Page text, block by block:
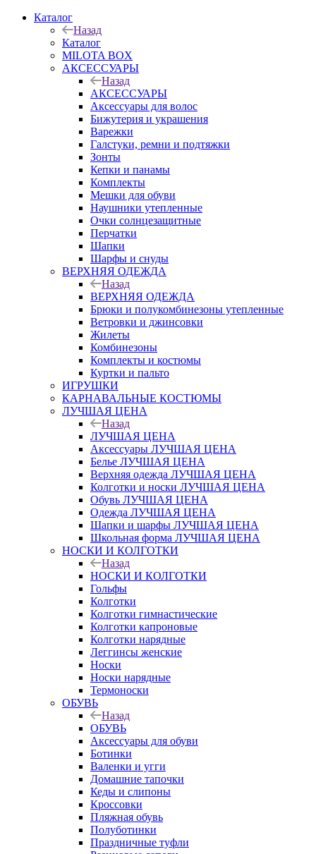
Каталог
Назад
Каталог
MILOTA BOX
АКСЕССУАРЫ
Назад
АКСЕССУАРЫ
Аксессуары для волос
Бижутерия и украшения
Варежки
Галстуки, ремни и подтяжки
Зонты
Кепки и панамы
Комплекты
Мешки для обуви
Наушники утепленные
Очки солнцезащитные
Перчатки
Шапки
Шарфы и снуды
ВЕРХНЯЯ ОДЕЖДА
Назад
ВЕРХНЯЯ ОДЕЖДА
Брюки и полукомбинезоны утепленные
Ветровки и джинсовки
Жилеты
Комбинезоны
Комплекты и костюмы
Куртки и пальто
ИГРУШКИ
КАРНАВАЛЬНЫЕ КОСТЮМЫ
ЛУЧШАЯ ЦЕНА
Назад
ЛУЧШАЯ ЦЕНА
Аксессуары ЛУЧШАЯ ЦЕНА
Белье ЛУЧШАЯ ЦЕНА
Верхняя одежда ЛУЧШАЯ ЦЕНА
Колготки и носки ЛУЧШАЯ ЦЕНА
Обувь ЛУЧШАЯ ЦЕНА
Одежда ЛУЧШАЯ ЦЕНА
Шапки и шарфы ЛУЧШАЯ ЦЕНА
Школьная форма ЛУЧШАЯ ЦЕНА
НОСКИ И КОЛГОТКИ
Назад
НОСКИ И КОЛГОТКИ
Гольфы
Колготки
Колготки гимнастические
Колготки капроновые
Колготки нарядные
Леггинсы женские
Носки
Носки нарядные
Термоноски
ОБУВЬ
Назад
ОБУВЬ
Аксессуары для обуви
Ботинки
Валенки и угги
Домашние тапочки
Кеды и слипоны
Кроссовки
Пляжная обувь
Полуботинки
Праздничные туфли